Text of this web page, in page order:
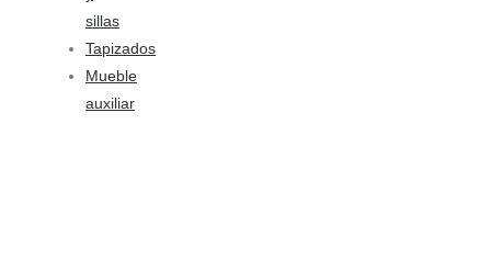
sillas
Tapizados
Mueble
auxiliar